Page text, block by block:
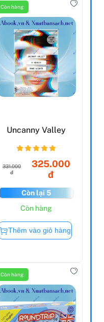
Còn hàng
Uncanny Valley
331.000
đ
325.000
đ
Còn lại 5
Còn hàng
Thêm vào giỏ hàng
Còn hàng